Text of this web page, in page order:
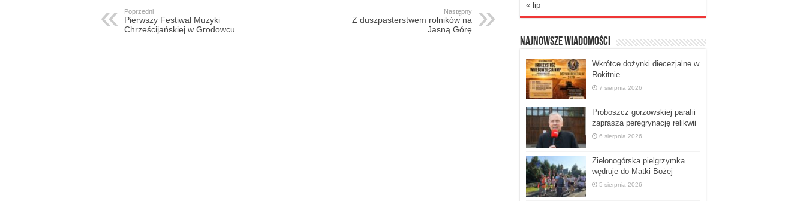
Poprzedni
Pierwszy Festiwal Muzyki
Chrześcijańskiej w Grodowcu
Następny
Z duszpasterstwem rolników na
Jasną Górę
« lip
Najnowsze Wiadomości
Wkrótce dożynki diecezjalne w
Rokitnie
7 sierpnia 2026
Proboszcz gorzowskiej parafii
zaprasza peregrynację relikwii
6 sierpnia 2026
Zielonogórska pielgrzymka
wędruje do Matki Bożej
5 sierpnia 2026